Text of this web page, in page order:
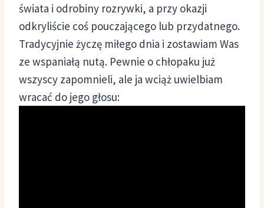
świata i odrobiny rozrywki, a przy okazji
odkryliście coś pouczającego lub przydatnego.
Tradycyjnie życzę miłego dnia i zostawiam Was
ze wspaniałą nutą. Pewnie o chłopaku już
wszyscy zapomnieli, ale ja wciąż uwielbiam
wracać do jego głosu: